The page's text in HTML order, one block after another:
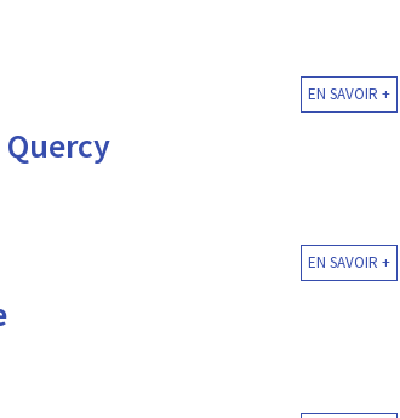
EN SAVOIR +
EN SAVOIR +